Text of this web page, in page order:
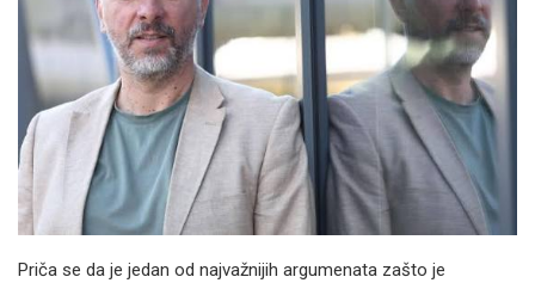
Priča se da je jedan od najvažnijih argumenata zašto je